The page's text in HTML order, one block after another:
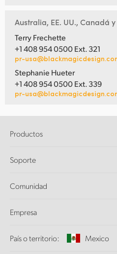
Australia, EE. UU., Canadá
Terry Frechette
+1 408 954 0500 Ext. 321
pr-
Stephanie Hueter
+1 408 954 0500 Ext. 339
pr-
Productos
DaVinci Resolve y Fusion
Ultimatte
Captura y reproducción
Conversión de formatos
Soporte
Centro de soporte técnico
Comunidad
Empresa
Perfil empresarial
País o territorio: Mexico